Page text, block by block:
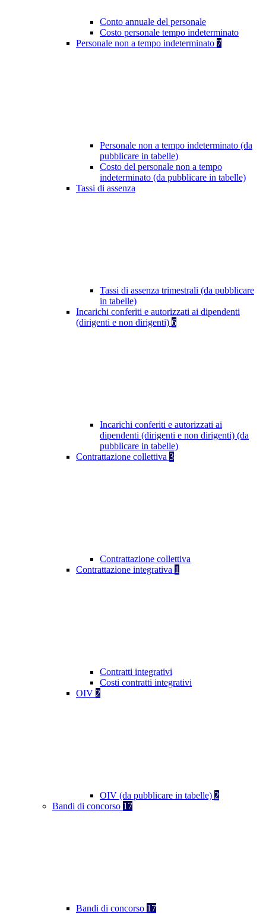
Conto annuale del personale
Costo personale tempo indeterminato
Personale non a tempo indeterminato 7
Personale non a tempo indeterminato (da
pubblicare in tabelle)
Costo del personale non a tempo
indeterminato (da pubblicare in tabelle)
Tassi di assenza
Tassi di assenza trimestrali (da pubblicare
in tabelle)
Incarichi conferiti e autorizzati ai dipendenti
(dirigenti e non dirigenti) 6
Incarichi conferiti e autorizzati ai
dipendenti (dirigenti e non dirigenti) (da
pubblicare in tabelle)
Contrattazione collettiva 3
Contrattazione collettiva
Contrattazione integrativa 1
Contratti integrativi
Costi contratti integrativi
OIV 2
OIV (da pubblicare in tabelle) 2
Bandi di concorso 17
Bandi di concorso 17